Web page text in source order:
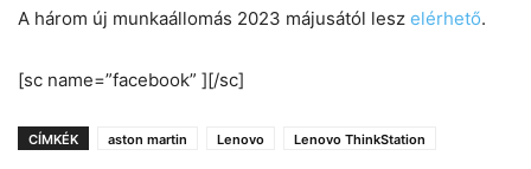
A három új munkaállomás 2023 májusától lesz elérhető.
[sc name=”facebook” ][/sc]
CÍMKÉK aston martin Lenovo Lenovo ThinkStation